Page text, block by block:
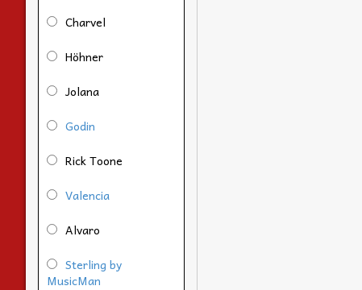
Charvel
Höhner
Jolana
Godin
Rick Toone
Valencia
Alvaro
Sterling by
MusicMan